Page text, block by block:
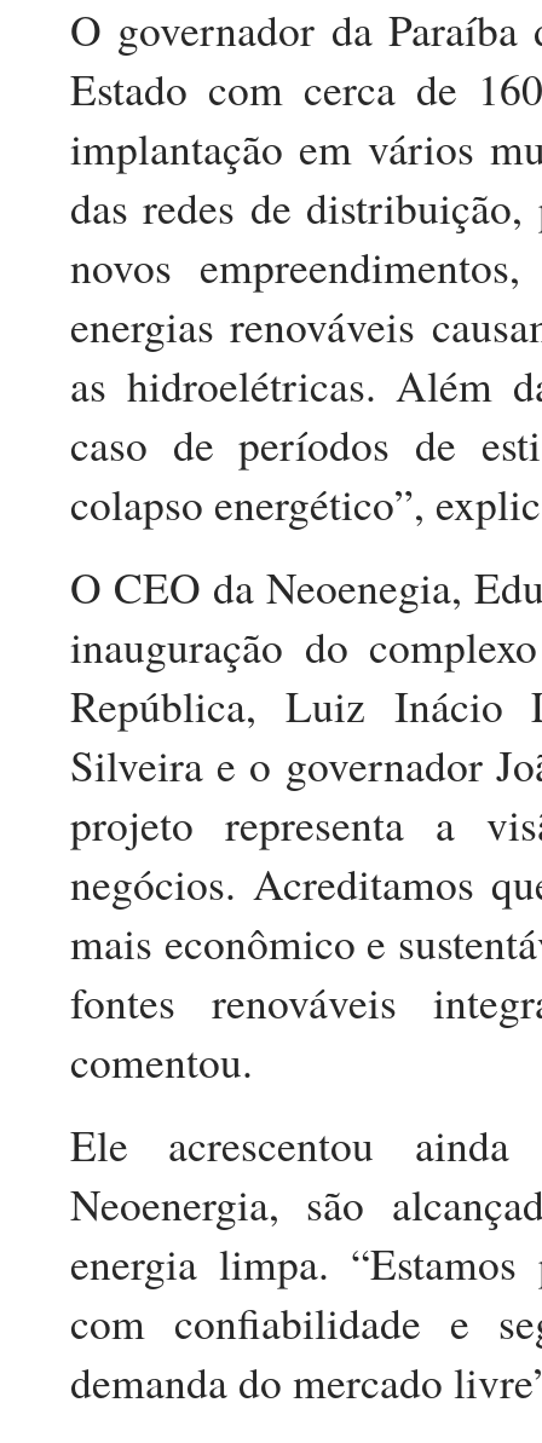
O governador da
Estado com cerca de
implantação em vários
das redes de
novos
energias renováveis
as hidroelétricas. Além
caso de períodos de
colapso energético”,
O CEO da Neoenegia,
inauguração do
República, Luiz Inácio
Silveira e o governador
projeto representa a
negócios. Acreditamos
mais econômico e
fontes renováveis
comentou.
Ele acrescentou
Neoenergia, são
energia limpa.
com confiabilidade e
demanda do mercado